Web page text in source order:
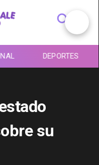
DEPORTES
su